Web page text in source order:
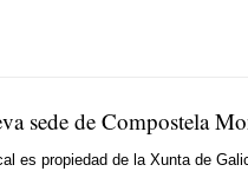
sede de Compostela
es propiedad de la Xunta de